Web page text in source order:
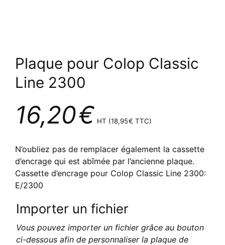
Plaque pour Colop Classic
Line 2300
16,20€ HT (18,95€ TTC)
N’oubliez pas de remplacer également la cassette
d’encrage qui est abîmée par l’ancienne plaque.
Cassette d’encrage pour Colop Classic Line 2300:
E/2300
Importer un fichier
Vous pouvez importer un fichier grâce au bouton
ci-dessous afin de personnaliser la plaque de